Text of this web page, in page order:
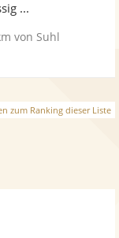
...
von Suhl
zum Ranking dieser Liste